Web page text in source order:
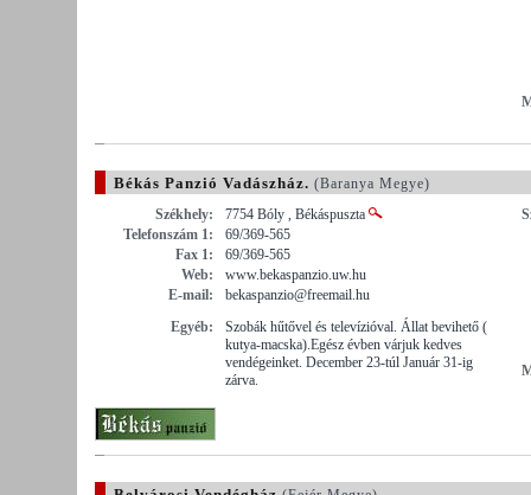
Békás Panzió Vadászház. (Baranya Megye)
Székhely:
7754 Bóly , Békáspuszta
Telefonszám 1:
69/369-565
Fax 1:
69/369-565
Web:
www.bekaspanzio.uw.hu
E-mail:
bekaspanzio@freemail.hu
Egyéb:
Szobák hűtővel és televízióval. Állat bevihető (
kutya-macska).Egész évben várjuk kedves
vendégeinket. December 23-túl Január 31-ig
zárva.